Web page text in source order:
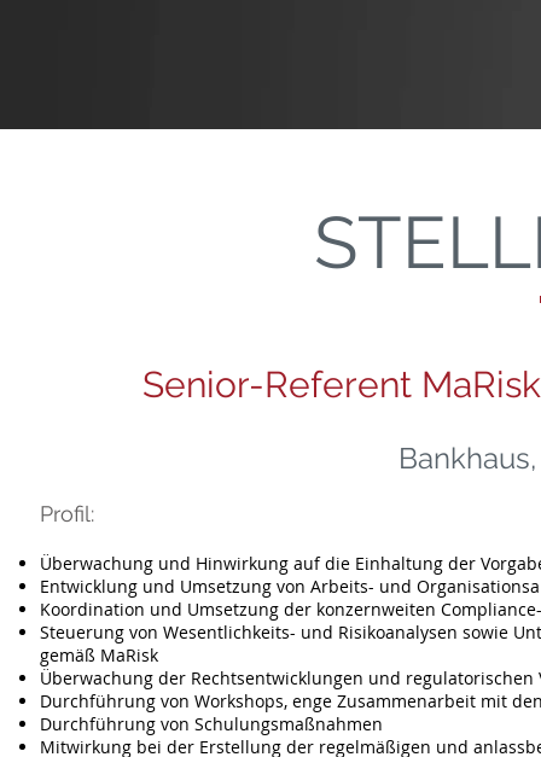
Senior-Referent
Profil:
Überwachung und Hinwirkung auf die Einhaltung der
Entwicklung und Umsetzung von Arbeits- und
Koordination und Umsetzung der konzernweiten
Steuerung von Wesentlichkeits- und Risikoanalysen sowie
gemäß MaRisk
Überwachung der Rechtsentwicklungen und regulatorischen
Durchführung von Workshops, enge Zusammenarbeit mit
Durchführung von Schulungsmaßnahmen
Mitwirkung bei der Erstellung der regelmäßigen und